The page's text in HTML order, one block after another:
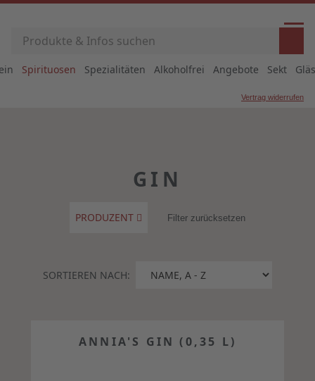
Spirituosen Spezialitäten Alkoholfrei Angebote Sekt
Vertrag widerrufen
GIN
PRODUZENT Filter zurücksetzen
SORTIEREN NACH:
ANNIA'S GIN (0,35 L)